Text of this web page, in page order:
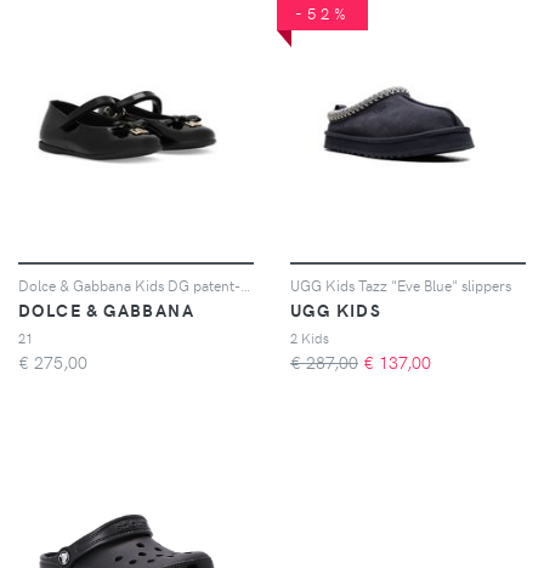
DOLCE & GABBANA
21
€ 275,00
-52%
UGG Kids Tazz "Eve Blue" slippers
UGG KIDS
2 Kids
€ 287,00 € 137,00